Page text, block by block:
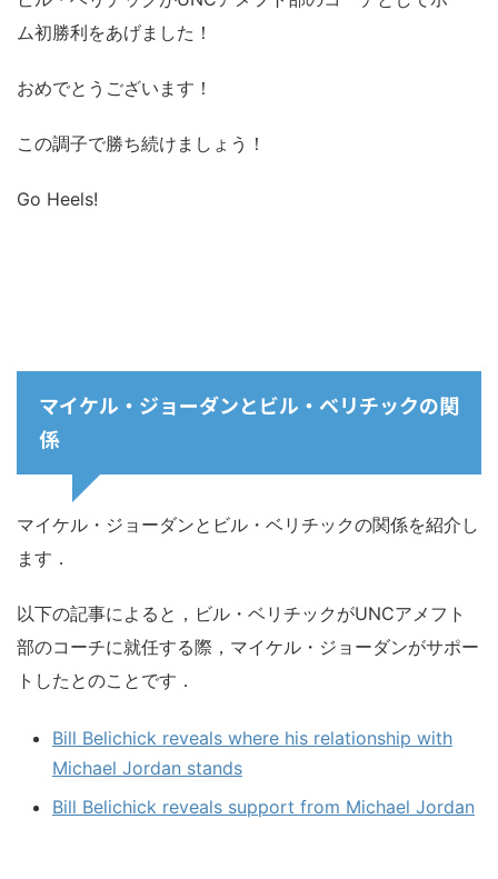
ム初勝利をあげました！
おめでとうございます！
この調子で勝ち続けましょう！
Go Heels!
マイケル・ジョーダンとビル・ベリチックの関
係
マイケル・ジョーダンとビル・ベリチックの関係を紹介し
ます．
以下の記事によると，ビル・ベリチックがUNCアメフト
部のコーチに就任する際，マイケル・ジョーダンがサポー
トしたとのことです．
Bill Belichick reveals where his relationship with
Michael Jordan stands
Bill Belichick reveals support from Michael Jordan